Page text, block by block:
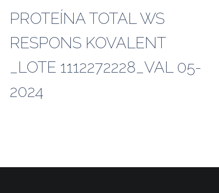
PROTEÍNA TOTAL WS
RESPONS KOVALENT
_LOTE 1112272228_VAL 05-
2024